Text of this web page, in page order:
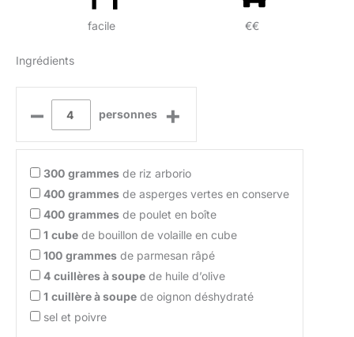
facile €€
Ingrédients
– personnes +
300 grammes de riz arborio
400 grammes de asperges vertes en conserve
400 grammes de poulet en boîte
1 cube de bouillon de volaille en cube
100 grammes de parmesan râpé
4 cuillères à soupe de huile d’olive
1 cuillère à soupe de oignon déshydraté
sel et poivre